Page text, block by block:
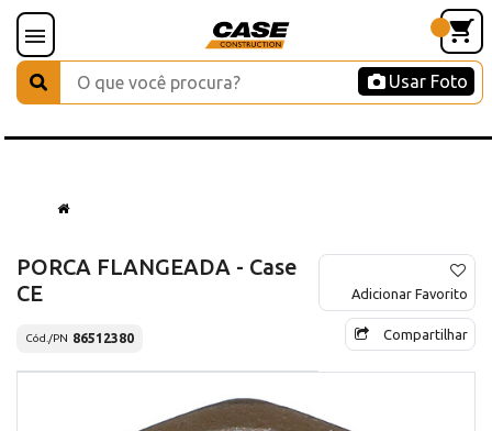
Usar Foto
PORCA FLANGEADA - Case
CE
Cód./PN 86512380
Adicionar Favorito
Compartilhar